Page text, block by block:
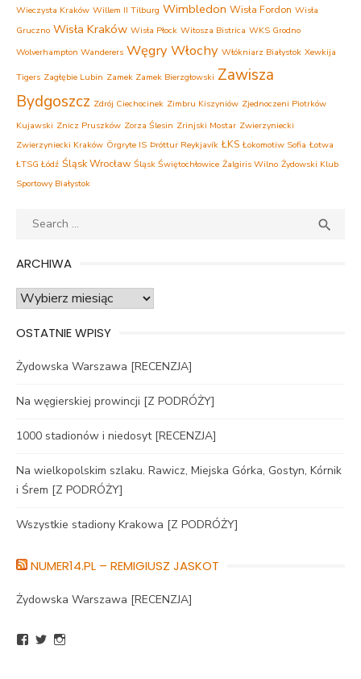
Wieczysta Kraków Willem II Tilburg Wimbledon Wisła Fordon Wisła
Gruczno Wisła Kraków Wisła Płock Witosza Bistrica WKS Grodno
Wolverhampton Wanderers WęgryWłochy Włókniarz Białystok Xewkija
Tigers Zagłębie Lubin Zamek Zamek Bierzgłowski Zawisza
Bydgoszcz Zdrój Ciechocinek Zimbru Kiszyniów Zjednoczeni Piotrków
Kujawski Znicz Pruszków Zorza Ślesin Zrinjski Mostar Zwierzyniecki
Zwierzyniecki Kraków Örgryte IS Þróttur Reykjavík ŁKS Łokomotiw Sofia Łotwa
ŁTSG Łódź Śląsk Wrocław Śląsk Świętochłowice Żalgiris Wilno Żydowski Klub
Sportowy Białystok
Search

ARCHIWA
Archiwa
OSTATNIE WPISY
Żydowska Warszawa [RECENZJA]
Na węgierskiej prowincji [Z PODRÓŻY]
1000 stadionów i niedosyt [RECENZJA]
Na wielkopolskim szlaku. Rawicz, Miejska Górka, Gostyn, Kórnik
i Śrem [Z PODRÓŻY]
Wszystkie stadiony Krakowa [Z PODRÓŻY]
NUMER14.PL – REMIGIUSZ JASKOT
Żydowska Warszawa [RECENZJA]
ZobaczZobacz